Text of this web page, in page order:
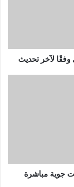
وفقًا لآخر تحديث
جوية مباشرة